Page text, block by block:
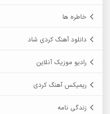
خاطره ها
دانلود آهنگ کردی شاد
رادیو موزیک آنلاین
ریمیکس آهنگ کردی
زندگی نامه